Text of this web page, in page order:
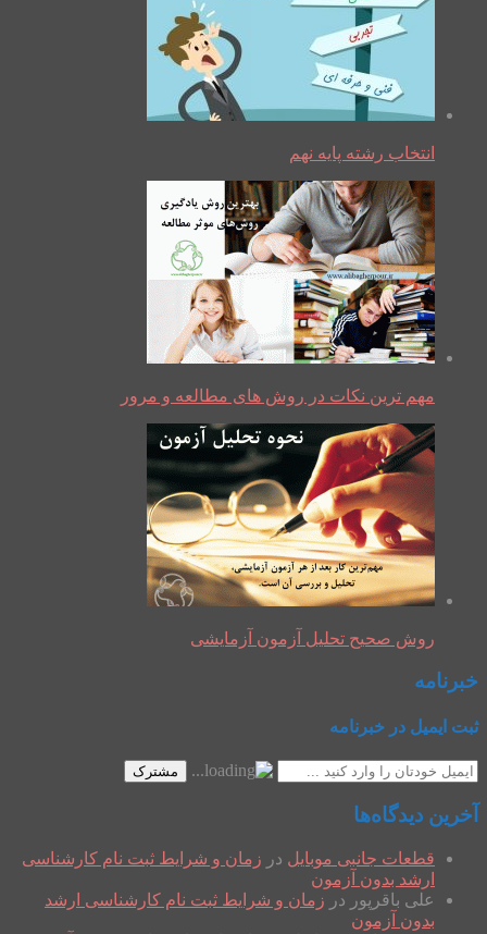
انتخاب رشته پایه نهم
مهم ترین نکات در روش های مطالعه و مرور
روش صحیح تحلیل آزمون آزمایشی
خبرنامه
ثبت ایمیل در خبرنامه
مشترک
آخرین دیدگاه‌ها
قطعات جانبی موبایل در زمان و شرایط ثبت نام کارشناسی
ارشد بدون آزمون
علی باقرپور در زمان و شرایط ثبت نام کارشناسی ارشد
بدون آزمون